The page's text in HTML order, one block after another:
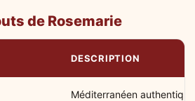
de Rosemarie
DESCRIPTION
Méditerranéen